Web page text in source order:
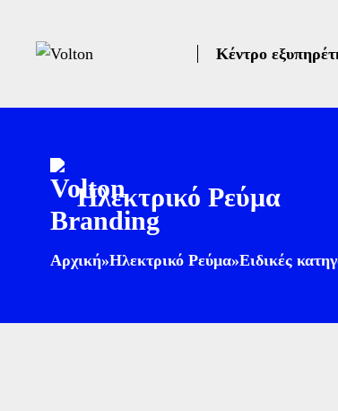
Κέντρο
Ηλεκτρικό Ρεύμα
Αρχική»Ηλεκτρικό Ρεύμα»Ειδικές